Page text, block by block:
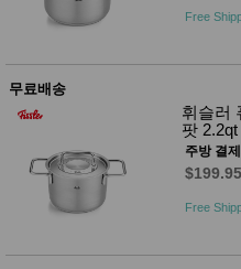
매트
DVD
드(칠
판)
조형물
DIY
유식
아기띠/
외출용
Free
무료배송
휘슬러
팟 2.2qt
주방 결
$199.95
Free